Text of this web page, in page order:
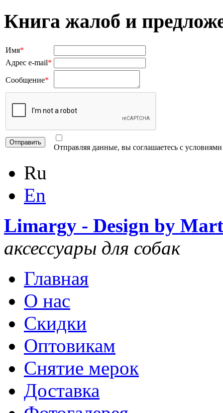
Книга жалоб и
Имя*
Адрес e-mail*
Сообщение*
Отправляя данные, вы соглашаетесь с
Ru
En
Limargy - Design by
аксессуары для собак
Главная
О нас
Скидки
Оптовикам
Снятие мерок
Доставка